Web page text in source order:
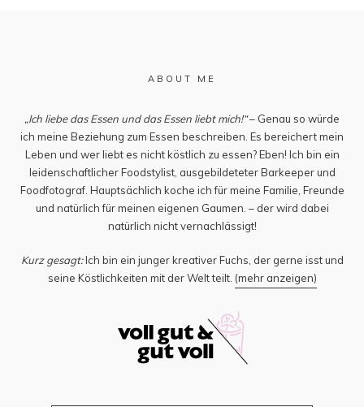
ABOUT ME
„Ich liebe das Essen und das Essen liebt mich!“– Genau so würde
ich meine Beziehung zum Essen beschreiben. Es bereichert mein
Leben und wer liebt es nicht köstlich zu essen? Eben! Ich bin ein
leidenschaftlicher Foodstylist, ausgebildeteter Barkeeper und
Foodfotograf. Hauptsächlich koche ich für meine Familie, Freunde
und natürlich für meinen eigenen Gaumen. – der wird dabei
natürlich nicht vernachlässigt!
Kurz gesagt:Ich bin ein junger kreativer Fuchs, der gerne isst und
seine Köstlichkeiten mit der Welt teilt. (mehr anzeigen)